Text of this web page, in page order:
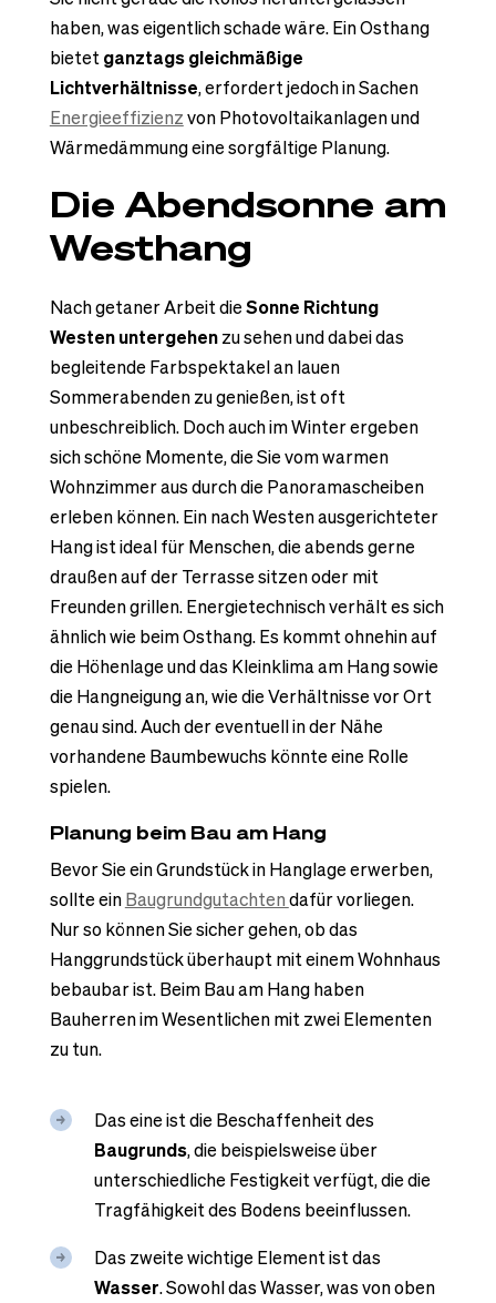
haben, was eigentlich schade wäre. Ein Osthang
bietetganztags gleichmäßige
Lichtverhältnisse, erfordert jedoch in Sachen
Energieeffizienzvon Photovoltaikanlagen und
Wärmedämmung eine sorgfältige Planung.
Die Abendsonne am
Westhang
Nach getaner Arbeit dieSonne Richtung
Westen untergehenzu sehen und dabei das
begleitende Farbspektakel an lauen
Sommerabenden zu genießen, ist oft
unbeschreiblich. Doch auch im Winter ergeben
sich schöne Momente, die Sie vom warmen
Wohnzimmer aus durch die Panoramascheiben
erleben können. Ein nach Westen ausgerichteter
Hang ist ideal für Menschen, die abends gerne
draußen auf der Terrasse sitzen oder mit
Freunden grillen. Energietechnisch verhält es sich
ähnlich wie beim Osthang. Es kommt ohnehin auf
die Höhenlage und das Kleinklima am Hang sowie
die Hangneigung an, wie die Verhältnisse vor Ort
genau sind. Auch der eventuell in der Nähe
vorhandene Baumbewuchs könnte eine Rolle
spielen.
Planung beim Bau am Hang
Bevor Sie ein Grundstück in Hanglage erwerben,
sollte einBaugrundgutachtendafür vorliegen.
Nur so können Sie sicher gehen, ob das
Hanggrundstück überhaupt mit einem Wohnhaus
bebaubar ist. Beim Bau am Hang haben
Bauherren im Wesentlichen mit zwei Elementen
zu tun.
Das eine ist die Beschaffenheit des
Baugrunds, die beispielsweise über
unterschiedliche Festigkeit verfügt, die die
Tragfähigkeit des Bodens beeinflussen.
Das zweite wichtige Element ist das
Wasser. Sowohl das Wasser, was von oben